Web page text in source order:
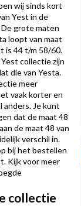
wij sinds kort
Yest in de
grote maten
loopt van maat
is 44 t/m 58/60.
collectie zijn
die van Yesta.
meer
vaak korter en
anders. Je kunt
dat de maat 48
de maat 48 van
verschil in.
bij het bestellen
Kijk voor meer
collectie